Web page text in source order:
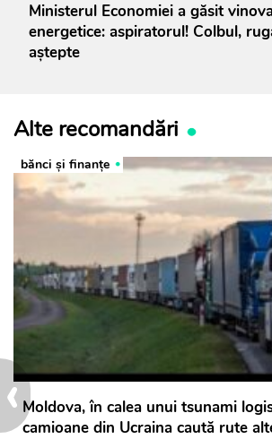
‹
Ministerul Economiei a găsit
energetice: aspiratorul! Colbul,
aștepte
Alte recomandări
bănci şi finanţe
Moldova, în calea unui tsunami
camioane din Ucraina caută rute